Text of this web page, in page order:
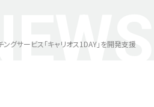
グサービス「キャリオス1DAY」を開発支援